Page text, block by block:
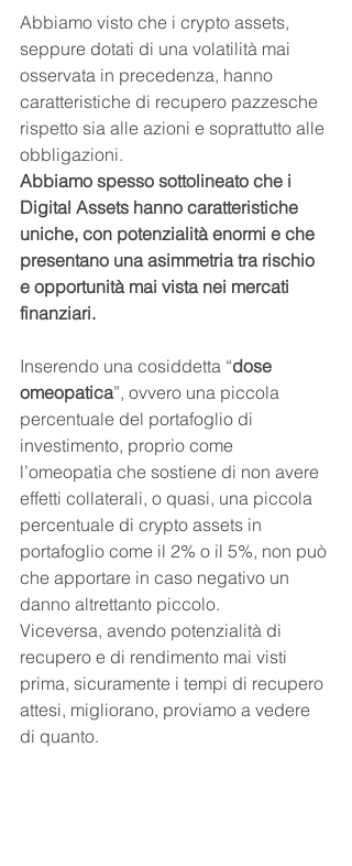
Abbiamo visto che i crypto assets,
seppure dotati di una volatilità mai
osservata in precedenza, hanno
caratteristiche di recupero pazzesche
rispetto sia alle azioni e soprattutto alle
obbligazioni.
Abbiamo spesso sottolineato che i
Digital Assets hanno caratteristiche
uniche, con potenzialità enormi e che
presentano una asimmetria tra rischio
e opportunità mai vista nei mercati
finanziari.
Inserendo una cosiddetta “dose
omeopatica”, ovvero una piccola
percentuale del portafoglio di
investimento, proprio come
l’omeopatia che sostiene di non avere
effetti collaterali, o quasi, una piccola
percentuale di crypto assets in
portafoglio come il 2% o il 5%, non può
che apportare in caso negativo un
danno altrettanto piccolo.
Viceversa, avendo potenzialità di
recupero e di rendimento mai visti
prima, sicuramente i tempi di recupero
attesi, migliorano, proviamo a vedere
di quanto.